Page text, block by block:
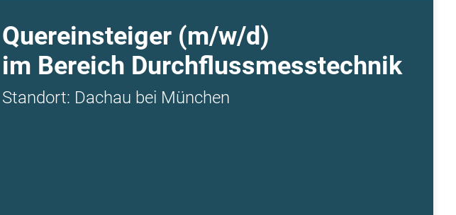
Quereinsteiger (m/w/d)
im Bereich Durchflussmesstechnik
Standort: Dachau bei München